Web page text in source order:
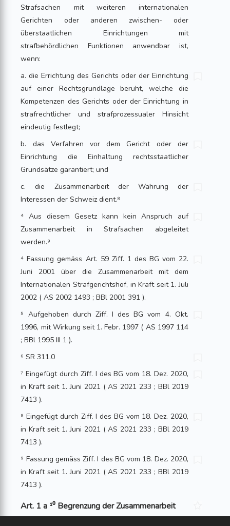
Strafsachen mit weiteren internationalen
Gerichten oder anderen zwischen- oder
überstaatlichen Einrichtungen mit
strafbehördlichen Funktionen anwendbar ist,
wenn:
a. die Errichtung des Gerichts oder der Einrichtung
auf einer Rechtsgrundlage beruht, welche die
Kompetenzen des Gerichts oder der Einrichtung in
strafrechtlicher und strafprozessualer Hinsicht
eindeutig festlegt;
b. das Verfahren vor dem Gericht oder der
Einrichtung die Einhaltung rechtsstaatlicher
Grundsätze garantiert; und
c. die Zusammenarbeit der Wahrung der
Interessen der Schweiz dient.⁸
⁴ Aus diesem Gesetz kann kein Anspruch auf
Zusammenarbeit in Strafsachen abgeleitet
werden.⁹
⁴ Fassung gemäss Art. 59 Ziff. 1 des BG vom 22.
Juni 2001 über die Zusammenarbeit mit dem
Internationalen Strafgerichtshof, in Kraft seit 1. Juli
2002 ( AS 2002 1493 ; BBl 2001 391 ).
⁵ Aufgehoben durch Ziff. I des BG vom 4. Okt.
1996, mit Wirkung seit 1. Febr. 1997 ( AS 1997 114
; BBl 1995 III 1 ).
⁶ SR 311.0
⁷ Eingefügt durch Ziff. I des BG vom 18. Dez. 2020,
in Kraft seit 1. Juni 2021 ( AS 2021 233 ; BBl 2019
7413 ).
⁸ Eingefügt durch Ziff. I des BG vom 18. Dez. 2020,
in Kraft seit 1. Juni 2021 ( AS 2021 233 ; BBl 2019
7413 ).
⁹ Fassung gemäss Ziff. I des BG vom 18. Dez. 2020,
in Kraft seit 1. Juni 2021 ( AS 2021 233 ; BBl 2019
7413 ).
Art. 1 a ¹⁰ Begrenzung der Zusammenarbeit